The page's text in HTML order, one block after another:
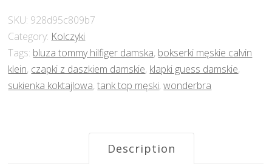
SKU: 928d95c809b7
Category: Kolczyki
Tags: bluza tommy hilfiger damska, bokserki męskie calvin
klein, czapki z daszkiem damskie, klapki guess damskie,
sukienka koktajlowa,tank top męski,wonderbra
Description